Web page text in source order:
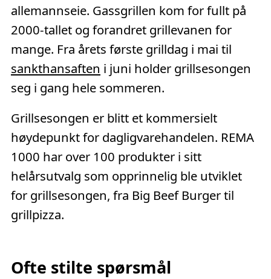
allemannseie. Gassgrillen kom for fullt på
2000-tallet og forandret grillevanen for
mange. Fra årets første grilldag i mai til
sankthansaften i juni holder grillsesongen
seg i gang hele sommeren.
Grillsesongen er blitt et kommersielt
høydepunkt for dagligvarehandelen. REMA
1000 har over 100 produkter i sitt
helårsutvalg som opprinnelig ble utviklet
for grillsesongen, fra Big Beef Burger til
grillpizza.
Ofte stilte spørsmål